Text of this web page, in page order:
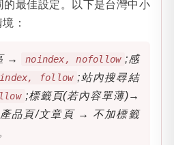
最佳設定。以下是台灣中小
：
→ noindex, nofollow ;感
follow ;站內搜尋結
;標籤頁(若內容單薄)→
品頁/文章頁 → 不加標籤